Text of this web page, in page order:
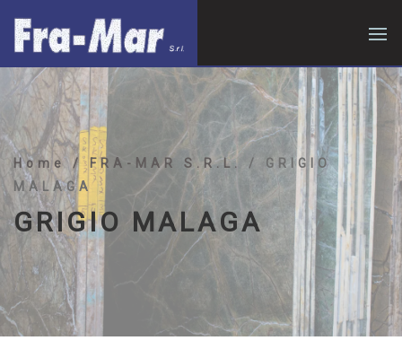
Home / FRA-MAR S.R.L. / GRIGIO
MALAGA
GRIGIO MALAGA